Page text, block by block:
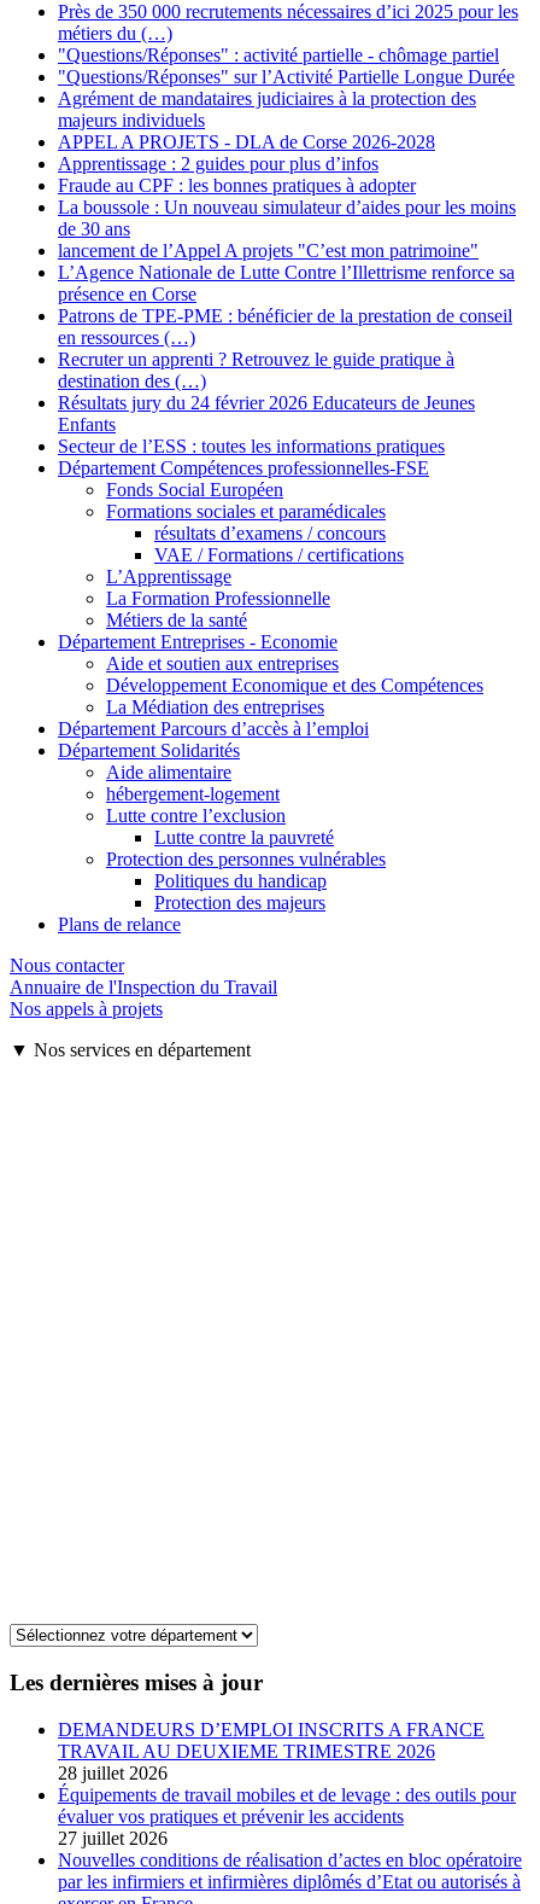
Près de 350 000 recrutements nécessaires d’ici 2025 pour les
métiers du (…)
"Questions/Réponses" : activité partielle - chômage partiel
"Questions/Réponses" sur l’Activité Partielle Longue Durée
Agrément de mandataires judiciaires à la protection des
majeurs individuels
APPEL A PROJETS - DLA de Corse 2026-2028
Apprentissage : 2 guides pour plus d’infos
Fraude au CPF : les bonnes pratiques à adopter
La boussole : Un nouveau simulateur d’aides pour les moins
de 30 ans
lancement de l’Appel A projets "C’est mon patrimoine"
L’Agence Nationale de Lutte Contre l’Illettrisme renforce sa
présence en Corse
Patrons de TPE-PME : bénéficier de la prestation de conseil
en ressources (…)
Recruter un apprenti ? Retrouvez le guide pratique à
destination des (…)
Résultats jury du 24 février 2026 Educateurs de Jeunes
Enfants
Secteur de l’ESS : toutes les informations pratiques
Département Compétences professionnelles-FSE
Fonds Social Européen
Formations sociales et paramédicales
résultats d’examens / concours
VAE / Formations / certifications
L’Apprentissage
La Formation Professionnelle
Métiers de la santé
Département Entreprises - Economie
Aide et soutien aux entreprises
Développement Economique et des Compétences
La Médiation des entreprises
Département Parcours d’accès à l’emploi
Département Solidarités
Aide alimentaire
hébergement-logement
Lutte contre l’exclusion
Lutte contre la pauvreté
Protection des personnes vulnérables
Politiques du handicap
Protection des majeurs
Plans de relance
Nous contacter
Annuaire de l'Inspection du Travail
Nos appels à projets
▼ Nos services en département
Les dernières mises à jour
DEMANDEURS D’EMPLOI INSCRITS A FRANCE
TRAVAIL AU DEUXIEME TRIMESTRE 2026
28 juillet 2026
Équipements de travail mobiles et de levage : des outils pour
évaluer vos pratiques et prévenir les accidents
27 juillet 2026
Nouvelles conditions de réalisation d’actes en bloc opératoire
par les infirmiers et infirmières diplômés d’Etat ou autorisés à